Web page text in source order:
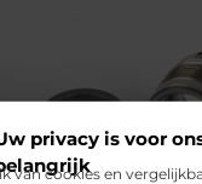
privacy is voor
van cookies en